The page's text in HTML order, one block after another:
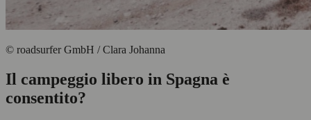
© roadsurfer GmbH / Clara Johanna
Il campeggio libero in Spagna è
consentito?